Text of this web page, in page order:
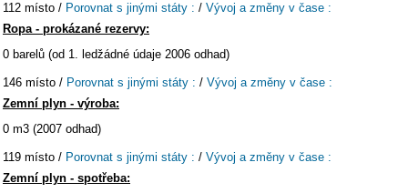
112 místo / Porovnat s jinými státy : / Vývoj a změny v čase :
Ropa - prokázané rezervy:
0 barelů (od 1. ledžádné údaje 2006 odhad)
146 místo / Porovnat s jinými státy : / Vývoj a změny v čase :
Zemní plyn - výroba:
0 m3 (2007 odhad)
119 místo / Porovnat s jinými státy : / Vývoj a změny v čase :
Zemní plyn - spotřeba: